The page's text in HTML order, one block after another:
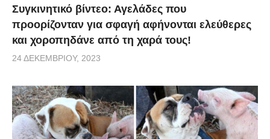
Συγκινητικό βίντεο: Αγελάδες που
προορίζονταν για σφαγή αφήνονται ελεύθερες
και χοροπηδάνε από τη χαρά τους!
24 ΔΕΚΕΜΒΡΊΟΥ, 2023